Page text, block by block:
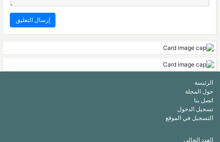
الرئيسة
حول المجلة
اتصل بنا
تسجيل الدخول
التسجيل في الموقع
العدد الحالي